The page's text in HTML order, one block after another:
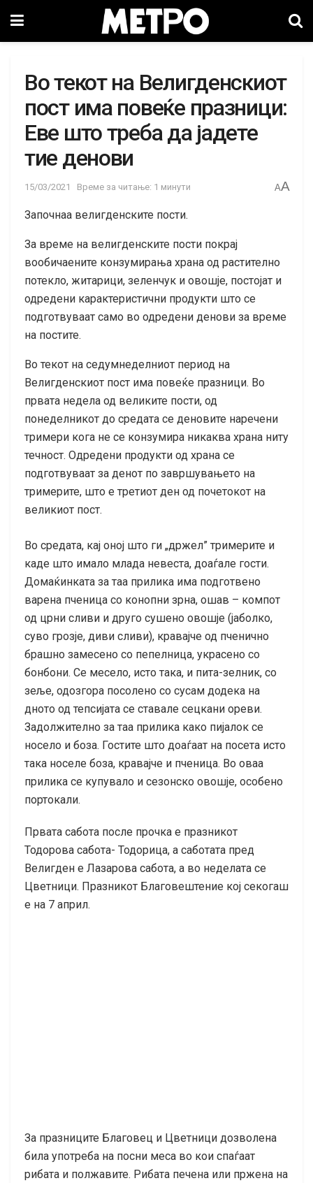
Во текот на Велигденскиот
пост има повеќе празници:
Еве што треба да јадете
тие денови
15/03/2021 Време за читање: 1 минути AA
Започнаа велигденските пости.
За време на велигденските пости покрај
вообичаените конзумирања храна од растително
потекло, житарици, зеленчук и овошје, постојат и
одредени карактеристични продукти што се
подготвуваат само во одредени денови за време
на постите.
Во текот на седумнеделниот период на
Велигденскиот пост има повеќе празници. Во
првата недела од великите пости, од
понеделникот до средата се деновите наречени
тримери кога не се конзумира никаква храна ниту
течност. Одредени продукти од храна се
подготвуваат за денот по завршувањето на
тримерите, што е третиот ден од почетокот на
великиот пост.
Во средата, кај оној што ги „држел” тримерите и
каде што имало млада невеста, доаѓале гости.
Домаќинката за таа прилика има подготвено
варена пченица со конопни зрна, ошав – компот
од црни сливи и друго сушено овошје (јаболко,
суво грозје, диви сливи), кравајче од пченично
брашно замесено со пепелница, украсено со
бонбони. Се месело, исто така, и пита-зелник, со
зеље, одозгора посолено со сусам додека на
дното од тепсијата се ставале сецкани ореви.
Задолжително за таа прилика како пијалок се
носело и боза. Гостите што доаѓаат на посета исто
така носеле боза, кравајче и пченица. Во оваа
прилика се купувало и сезонско овошје, особено
портокали.
Првата сабота после прочка е празникот
Тодорова сабота- Тодорица, а саботата пред
Велигден е Лазарова сабота, а во неделата се
Цветници. Празникот Благовештение кој секогаш
е на 7 април.
За празниците Благовец и Цветници дозволена
била употреба на посни меса во кои спаѓаат
рибата и полжавите. Рибата печена или пржена на